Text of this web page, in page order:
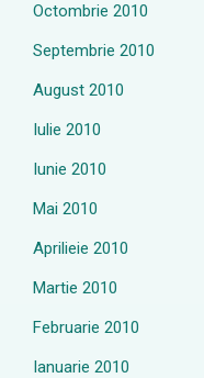
Octombrie 2010
Septembrie 2010
August 2010
Iulie 2010
Iunie 2010
Mai 2010
Aprilieie 2010
Martie 2010
Februarie 2010
Ianuarie 2010